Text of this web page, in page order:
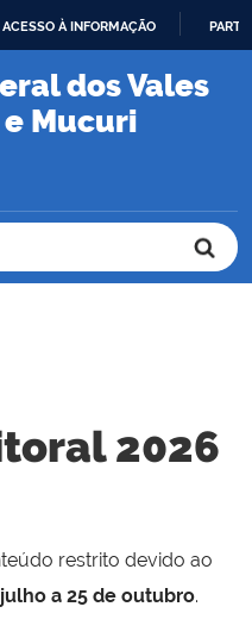
ACESSO À INFORMAÇÃO
dos Vales
Mucuri
2026
restrito devido ao
a 25 de outubro.